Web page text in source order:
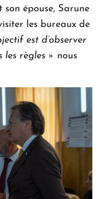
épouse, Sarune
les bureaux de
est d’observer
les règles » nous